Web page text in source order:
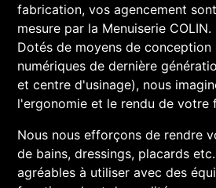
fabrication, vos agencement
mesure par la Menuiserie COLIN.
Dotés de moyens de
numériques de dernière
et centre d'usinage), nous
l'ergonomie et le rendu de votre
Nous nous efforçons de rendre
de bains, dressings, placards
agréables à utiliser avec des